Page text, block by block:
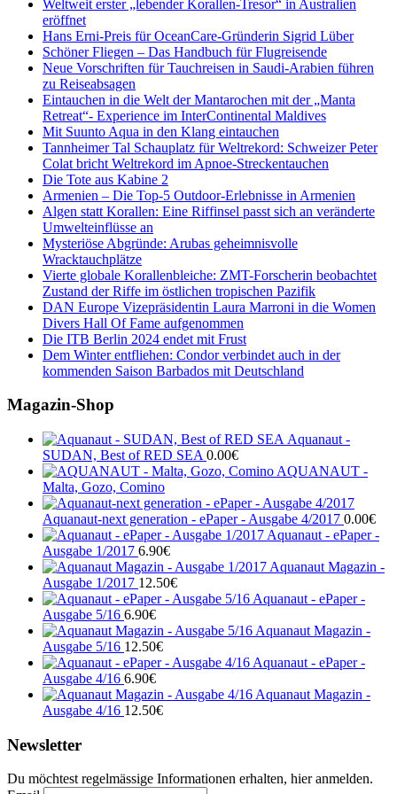
Weltweit erster „lebender Korallen-Tresor“ in Australien
eröffnet
Hans Erni-Preis für OceanCare-Gründerin Sigrid Lüber
Schöner Fliegen – Das Handbuch für Flugreisende
Neue Vorschriften für Tauchreisen in Saudi-Arabien führen
zu Reiseabsagen
Eintauchen in die Welt der Mantarochen mit der „Manta
Retreat“- Experience im InterContinental Maldives
Mit Suunto Aqua in den Klang eintauchen
Tannheimer Tal Schauplatz für Weltrekord: Schweizer Peter
Colat bricht Weltrekord im Apnoe-Streckentauchen
Die Tote aus Kabine 2
Armenien – Die Top-5 Outdoor-Erlebnisse in Armenien
Algen statt Korallen: Eine Riffinsel passt sich an veränderte
Umwelteinflüsse an
Mysteriöse Abgründe: Arubas geheimnisvolle
Wracktauchplätze
Vierte globale Korallenbleiche: ZMT-Forscherin beobachtet
Zustand der Riffe im östlichen tropischen Pazifik
DAN Europe Vizepräsidentin Laura Marroni in die Women
Divers Hall Of Fame aufgenommen
Die ITB Berlin 2024 endet mit Frust
Dem Winter entfliehen: Condor verbindet auch in der
kommenden Saison Barbados mit Deutschland
Magazin-Shop
Aquanaut -
SUDAN, Best of RED SEA 0.00€
AQUANAUT -
Malta, Gozo, Comino
Aquanaut-next generation - ePaper - Ausgabe 4/2017 0.00€
Aquanaut - ePaper -
Ausgabe 1/2017 6.90€
Aquanaut Magazin -
Ausgabe 1/2017 12.50€
Aquanaut - ePaper -
Ausgabe 5/16 6.90€
Aquanaut Magazin -
Ausgabe 5/16 12.50€
Aquanaut - ePaper -
Ausgabe 4/16 6.90€
Aquanaut Magazin -
Ausgabe 4/16 12.50€
Newsletter
Du möchtest regelmässige Informationen erhalten, hier anmelden.